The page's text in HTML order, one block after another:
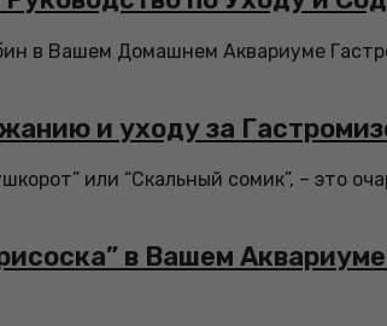
в Вашем Домашнем Аквариуме
и уходу за
или “Скальный сомик”, – это
в Вашем